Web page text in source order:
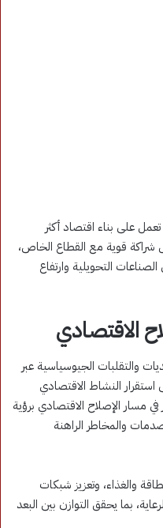
على بناء اقتصاد أكثر
شراكة قوية مع القطاع الخاص،
الصناعات التحويلية وارتفاع
الاقتصادي
والتقلبات الجيوسياسية عبر
النشاط الاقتصادي
في مسار الإصلاح الاقتصادي برؤية
والمخاطر الراهنة
والغذاء، وتعزيز شبكات
بما يحقق التوازن بين البعد